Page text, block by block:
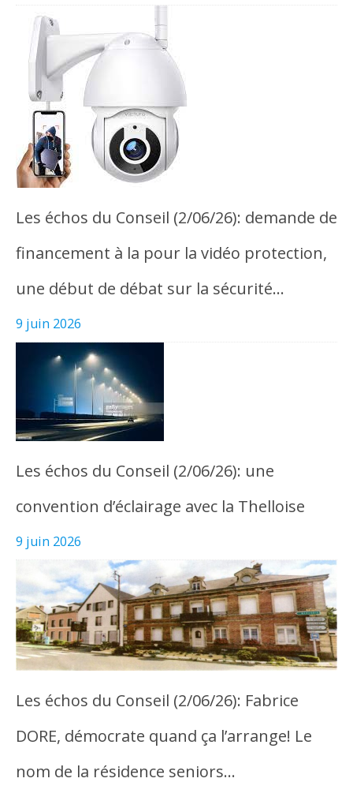
Les échos du Conseil (2/06/26): demande de
financement à la pour la vidéo protection,
une début de débat sur la sécurité…
9 juin 2026
Les échos du Conseil (2/06/26): une
convention d’éclairage avec la Thelloise
9 juin 2026
Les échos du Conseil (2/06/26): Fabrice
DORE, démocrate quand ça l’arrange! Le
nom de la résidence seniors…